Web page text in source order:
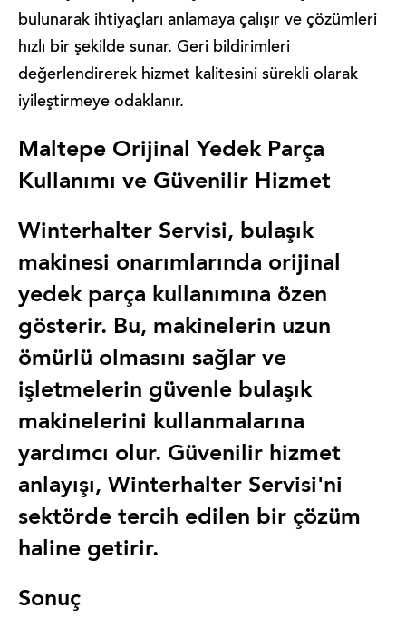
bulunarak ihtiyaçları anlamaya çalışır ve çözümleri
hızlı bir şekilde sunar. Geri bildirimleri
değerlendirerek hizmet kalitesini sürekli olarak
iyileştirmeye odaklanır.
Maltepe Orijinal Yedek Parça
Kullanımı ve Güvenilir Hizmet
Winterhalter Servisi, bulaşık
makinesi onarımlarında orijinal
yedek parça kullanımına özen
gösterir. Bu, makinelerin uzun
ömürlü olmasını sağlar ve
işletmelerin güvenle bulaşık
makinelerini kullanmalarına
yardımcı olur. Güvenilir hizmet
anlayışı, Winterhalter Servisi'ni
sektörde tercih edilen bir çözüm
haline getirir.
Sonuç